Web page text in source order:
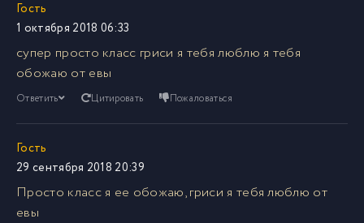
Гость
1 октября 2018 06:33
супер просто класс гриси я тебя люблю я тебя
обожаю от евы
Ответить Цитировать Пожаловаться
Гость
29 сентября 2018 20:39
Просто класс я ее обожаю, гриси я тебя люблю от
евы